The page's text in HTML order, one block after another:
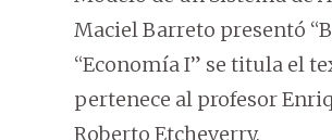
Maciel Barreto presentó
“Economía I” se titula el
pertenece al profesor
Roberto Etcheverry.